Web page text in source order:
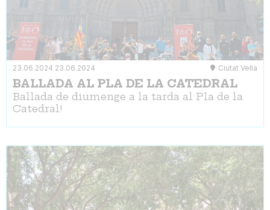
23.06.2024 23.06.2024 Ciutat Vella
BALLADA AL PLA DE LA CATEDRAL
Ballada de diumenge a la tarda al Pla de la
Catedral!